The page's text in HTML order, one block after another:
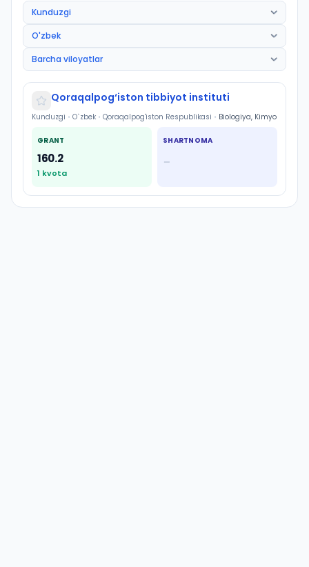
Qoraqalpog‘iston tibbiyot instituti
Kunduzgi • O`zbek • Qoraqalpog'iston Respublikasi • Biologiya, Kimyo
GRANT
160.2
1 kvota
SHARTNOMA
—